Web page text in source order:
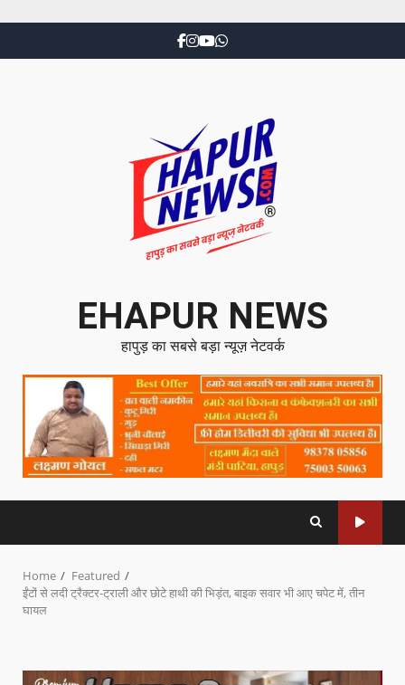
EHAPUR NEWS
हापुड़ का सबसे बड़ा न्यूज़ नेटवर्क
Home
Featured
ईंटों से लदी ट्रैक्टर-ट्राली और छोटे हाथी की भिड़ंत, बाइक सवार भी आए चपेट में, तीन
घायल